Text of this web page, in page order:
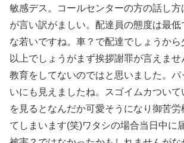
敏感デス。コールセンターの方の話し方
が言い訳がましい。配達員の態度は最
な若いですね。車？で配達でしょうか
以上でしょうがまず挨拶謝罪が言えま
教育をしてないのではと思いました。パ
いにも見えましたね。スゴイムカつい
を見るとなんだか可愛そうになり御苦労
てしまいます(笑)ワタシの場合当日中に